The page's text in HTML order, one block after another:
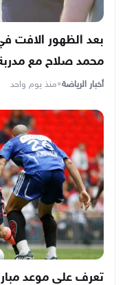
بعد الظهور الافت
محمد صلاح مع
أخبار الرياضة•منذ يوم واحد
تعرف على موعد